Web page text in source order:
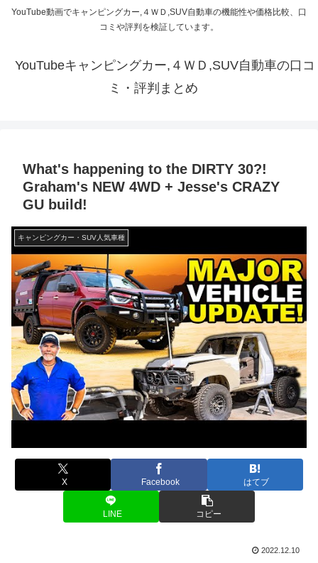
YouTube動画でキャンピングカー,４ＷＤ,SUV自動車の機能性や価格比較、口
コミや評判を検証しています。
YouTubeキャンピングカー,４ＷＤ,SUV自動車の口コ
ミ・評判まとめ
What's happening to the DIRTY 30?!
Graham's NEW 4WD + Jesse's CRAZY
GU build!
キャンピングカー・SUV人気車種
X Facebook はてブ
LINE コピー
2022.12.10